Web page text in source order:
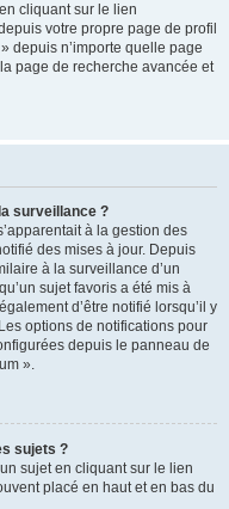
cliquant sur le lien
votre propre page de profil
depuis n’importe quelle page
page de recherche avancée et
surveillance ?
à la gestion des
des mises à jour. Depuis
à la surveillance d’un
sujet favoris a été mis à
d’être notifié lorsqu’il y
options de notifications pour
depuis le panneau de
».
sujets ?
sujet en cliquant sur le lien
placé en haut et en bas du